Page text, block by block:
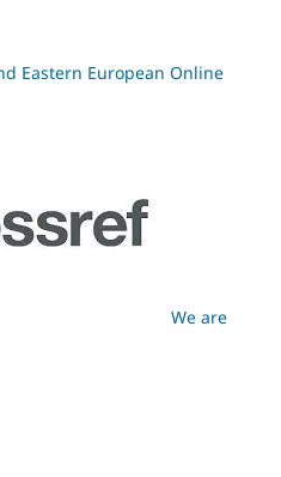
Eastern European Online
We are